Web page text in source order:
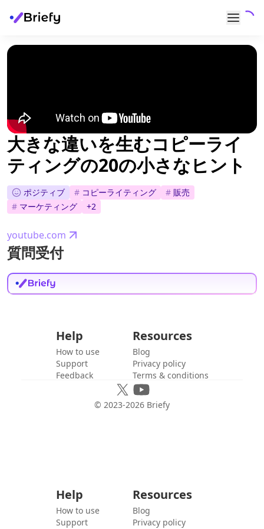
大きな違いを生むコピーライ
ティングの20の小さなヒント
ポジティブ # コピーライティング # 販売
# マーケティング +2
youtube.com
質問受付
Help
How to use
Support
Feedback
Resources
Blog
Privacy policy
Terms & conditions
© 2023-2026 Briefy
Help
How to use
Support
Resources
Blog
Privacy policy